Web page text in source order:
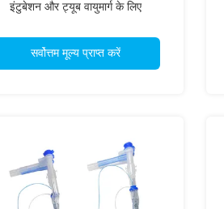
इंटुबेशन और ट्यूब वायुमार्ग के लिए
सर्वोत्तम मूल्य प्राप्त करें